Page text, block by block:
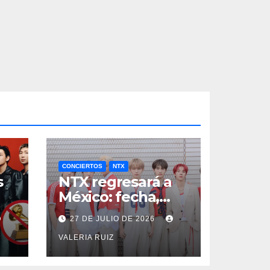
CONCIERTOS NTX
NTX regresará a
México: fecha,
boletos y
beneficios VIP
27 DE JULIO DE 2026
VALERIA RUIZ